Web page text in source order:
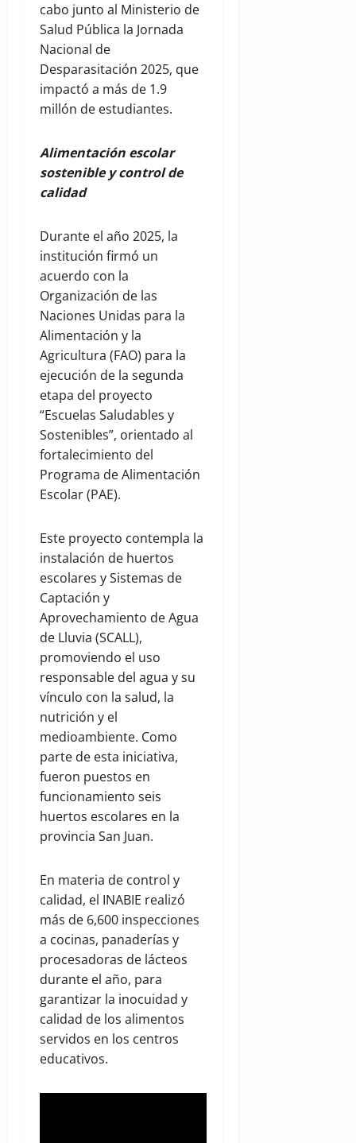
cabo junto al Ministerio de
Salud Pública la Jornada
Nacional de
Desparasitación 2025, que
impactó a más de 1.9
millón de estudiantes.
Alimentación escolar
sostenible y control de
calidad
Durante el año 2025, la
institución firmó un
acuerdo con la
Organización de las
Naciones Unidas para la
Alimentación y la
Agricultura (FAO) para la
ejecución de la segunda
etapa del proyecto
“Escuelas Saludables y
Sostenibles”, orientado al
fortalecimiento del
Programa de Alimentación
Escolar (PAE).
Este proyecto contempla la
instalación de huertos
escolares y Sistemas de
Captación y
Aprovechamiento de Agua
de Lluvia (SCALL),
promoviendo el uso
responsable del agua y su
vínculo con la salud, la
nutrición y el
medioambiente. Como
parte de esta iniciativa,
fueron puestos en
funcionamiento seis
huertos escolares en la
provincia San Juan.
En materia de control y
calidad, el INABIE realizó
más de 6,600 inspecciones
a cocinas, panaderías y
procesadoras de lácteos
durante el año, para
garantizar la inocuidad y
calidad de los alimentos
servidos en los centros
educativos.